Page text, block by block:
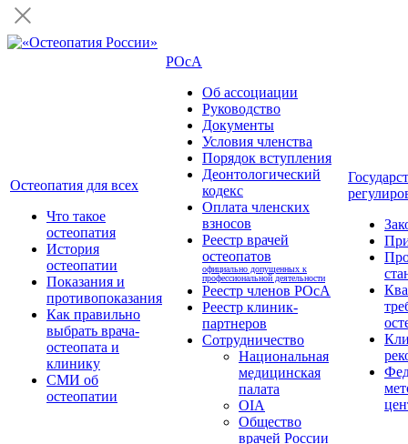
Остеопатия для всех
Что такое
остеопатия
История
остеопатии
Показания и
противопоказания
Как правильно
выбрать врача-
остеопата и
клинику
СМИ об
остеопатии
РОсА
Об ассоциации
Руководство
Документы
Условия членства
Порядок вступления
Деонтологический
кодекс
Оплата членских
взносов
Реестр врачей
остеопатов
официально допущенных к
профессиональной деятельности
Реестр членов РОсА
Реестр клиник-
партнеров
Сотрудничество
Национальная
медицинская
палата
OIA
Общество
врачей России